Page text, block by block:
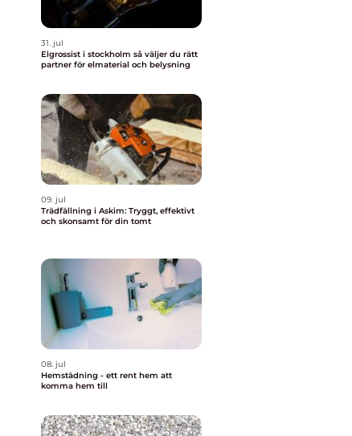
31. jul
Elgrossist i stockholm så väljer du rätt
partner för elmaterial och belysning
09. jul
Trädfällning i Askim: Tryggt, effektivt
och skonsamt för din tomt
08. jul
Hemstädning - ett rent hem att
komma hem till